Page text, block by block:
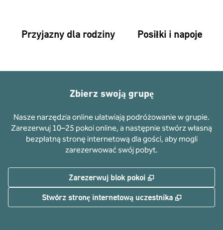
Przyjazny dla rodziny Posiłki i napoje
Zbierz swoją grupę
Nasze narzędzia online ułatwiają podróżowanie w grupie.
Zarezerwuj 10–25 pokoi online, a następnie stwórz własną
bezpłatną stronę internetową dla gości, aby mogli
zarezerwować swój pobyt.
Zarezerwuj blok pokoi ,
Stwórz stronę internetową uczestnika ,